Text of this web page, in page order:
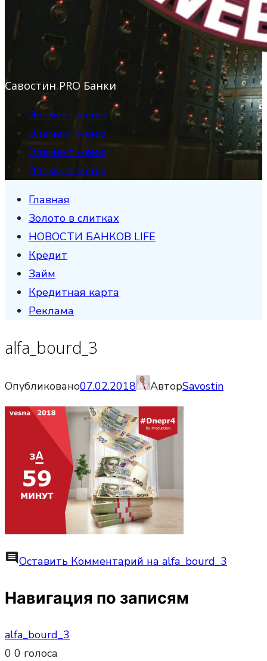
Савостин PRO Банки
Элемент меню
Элемент меню
Элемент меню
Элемент меню
Главная
Золото в слитках
НОВОСТИ БАНКОВ LIFE
Кредит
Займ
Кредитная карта
Реклама
alfa_bourd_3
Опубликовано07.02.2018 АвторSavostin
commentОставить Комментарий на alfa_bourd_3
Навигация по записям
alfa_bourd_3
0 0 голоса